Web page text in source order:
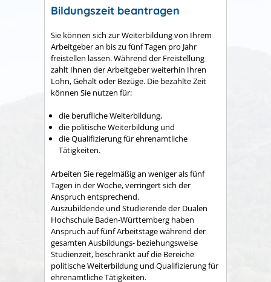
Bildungszeit beantragen
Sie können sich zur Weiterbildung von Ihrem
Arbeitgeber an bis zu fünf Tagen pro Jahr
freistellen lassen. Während der Freistellung
zahlt Ihnen der Arbeitgeber weiterhin Ihren
Lohn, Gehalt oder Bezüge. Die bezahlte Zeit
können Sie nutzen für:
die berufliche Weiterbildung,
die politische Weiterbildung und
die Qualifizierung für ehrenamtliche
Tätigkeiten.
Arbeiten Sie regelmäßig an weniger als fünf
Tagen in der Woche, verringert sich der
Anspruch entsprechend.
Auszubildende und Studierende der Dualen
Hochschule Baden-Württemberg haben
Anspruch auf fünf Arbeitstage während der
gesamten Ausbildungs- beziehungsweise
Studienzeit, beschränkt auf die Bereiche
politische Weiterbildung und Qualifizierung für
ehrenamtliche Tätigkeiten.